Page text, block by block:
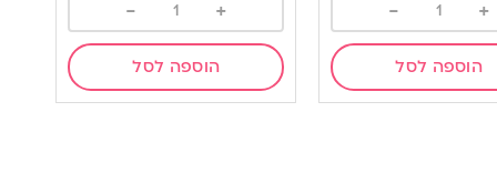
+
-
הוספה לסל
+
-
הוספה לסל